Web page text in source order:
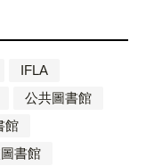
IFLA
公共圖書館
館
書館